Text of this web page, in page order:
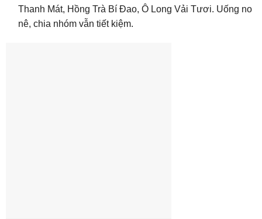
Thanh Mát, Hồng Trà Bí Đao, Ô Long Vải Tươi. Uống no
nê, chia nhóm vẫn tiết kiệm.